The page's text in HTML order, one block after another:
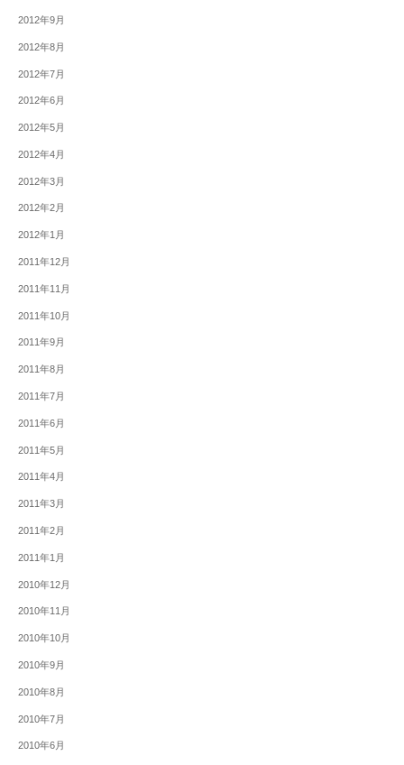
2012年9月
2012年8月
2012年7月
2012年6月
2012年5月
2012年4月
2012年3月
2012年2月
2012年1月
2011年12月
2011年11月
2011年10月
2011年9月
2011年8月
2011年7月
2011年6月
2011年5月
2011年4月
2011年3月
2011年2月
2011年1月
2010年12月
2010年11月
2010年10月
2010年9月
2010年8月
2010年7月
2010年6月